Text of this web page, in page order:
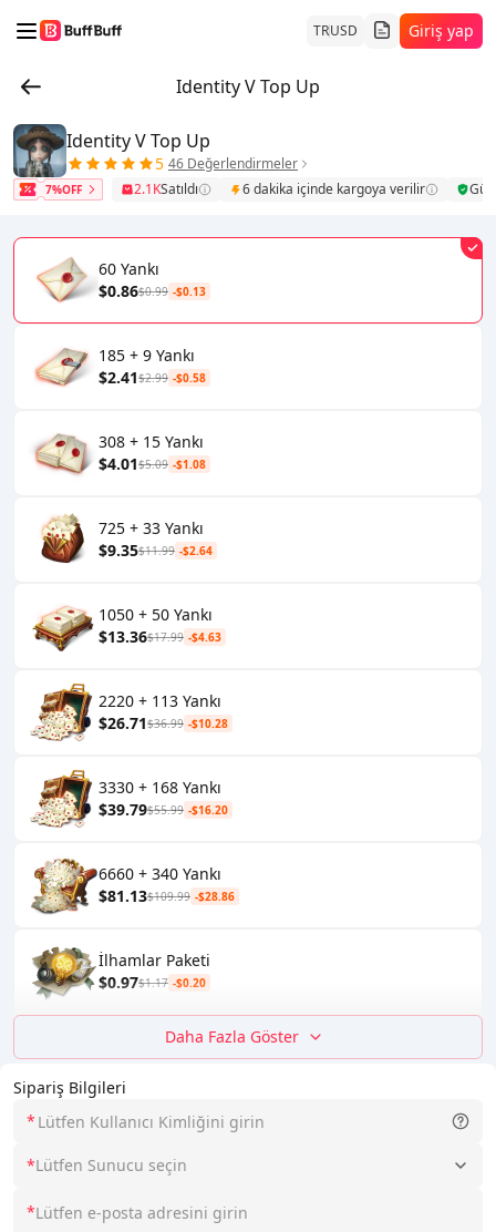
TRUSD Giriş yap
Identity V Top Up
Sipariş Bilgileri
*
*Lütfen Sunucu seçin
*
Identity V Top Up
5 46 Değerlendirmeler
7%OFF 2.1KSatıldı 6 dakika içinde kargoya verilir
60 Yankı
$0.86$0.99 -$0.13
185 + 9 Yankı
$2.41$2.99 -$0.58
308 + 15 Yankı
$4.01$5.09 -$1.08
725 + 33 Yankı
$9.35$11.99 -$2.64
1050 + 50 Yankı
$13.36$17.99 -$4.63
2220 + 113 Yankı
$26.71$36.99 -$10.28
3330 + 168 Yankı
$39.79$55.99 -$16.20
6660 + 340 Yankı
$81.13$109.99 -$28.86
İlhamlar Paketi
$0.97$1.17 -$0.20
Daha Fazla Göster